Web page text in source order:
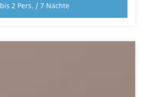
bis 2 Pers. / 7 Nächte